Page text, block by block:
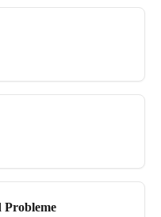
Probleme